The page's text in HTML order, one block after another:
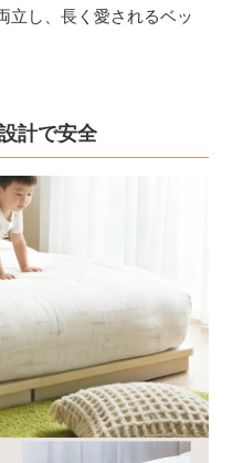
立し、長く愛されるベッ
計で安全